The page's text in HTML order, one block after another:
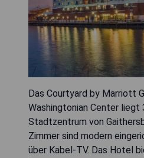
Das Courtyard by Marriott
Washingtonian Center liegt
Stadtzentrum von
Zimmer sind modern
über Kabel-TV. Das Hotel